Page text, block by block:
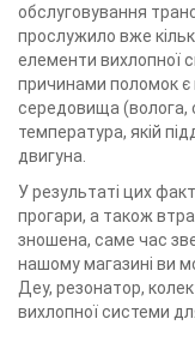
обслуговування
прослужило вже
елементи вихлопної
причинами поломок є
середовища (волога,
температура, якій
двигуна.
У результаті цих
прогари, а також
зношена, саме час
нашому магазині ви
Деу, резонатор,
вихлопної системи